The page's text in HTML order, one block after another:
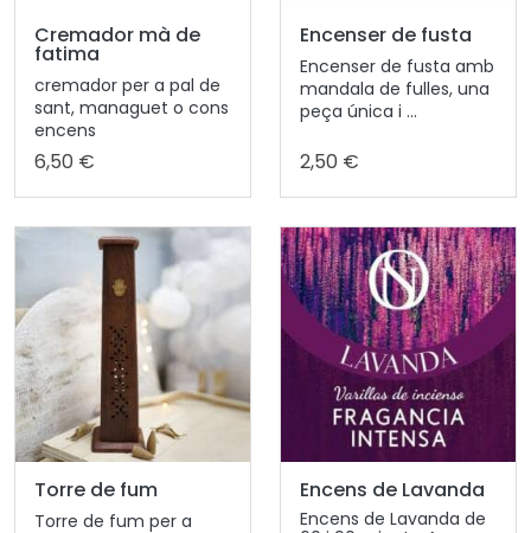
Cremador mà de
fatima
cremador per a pal de
sant, managuet o cons
encens
6,50 €
Encenser de fusta
Encenser de fusta amb
mandala de fulles, una
peça única i ...
2,50 €
Torre de fum
Torre de fum per a
Encens de Lavanda
Encens de Lavanda de